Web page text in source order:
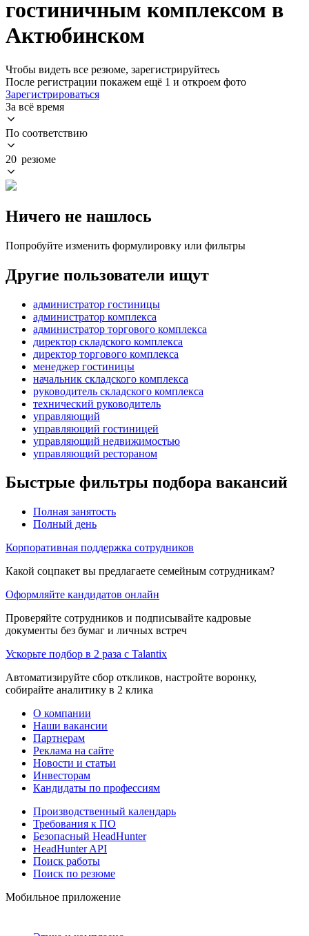
гостиничным комплексом в
Актюбинском
Чтобы видеть все резюме, зарегистрируйтесь
После регистрации покажем ещё 1 и откроем фото
Зарегистрироваться
За всё время
По соответствию
20 резюме
Ничего не нашлось
Попробуйте изменить формулировку или фильтры
Другие пользователи ищут
администратор гостиницы
администратор комплекса
администратор торгового комплекса
директор складского комплекса
директор торгового комплекса
менеджер гостиницы
начальник складского комплекса
руководитель складского комплекса
технический руководитель
управляющий
управляющий гостиницей
управляющий недвижимостью
управляющий рестораном
Быстрые фильтры подбора вакансий
Полная занятость
Полный день
Корпоративная поддержка сотрудников
Какой соцпакет вы предлагаете семейным сотрудникам?
Оформляйте кандидатов онлайн
Проверяйте сотрудников и подписывайте кадровые
документы без бумаг и личных встреч
Ускорьте подбор в 2 раза с Talantix
Автоматизируйте сбор откликов, настройте воронку,
собирайте аналитику в 2 клика
О компании
Наши вакансии
Партнерам
Реклама на сайте
Новости и статьи
Инвесторам
Кандидаты по профессиям
Производственный календарь
Требования к ПО
Безопасный HeadHunter
HeadHunter API
Поиск работы
Поиск по резюме
Мобильное приложение